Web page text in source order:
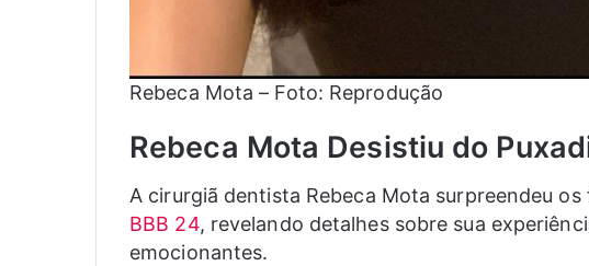
Rebeca Mota – Foto: Reprodução
Rebeca Mota Desistiu do
A cirurgiã dentista Rebeca Mota surpreendeu
BBB 24, revelando detalhes sobre sua
emocionantes.